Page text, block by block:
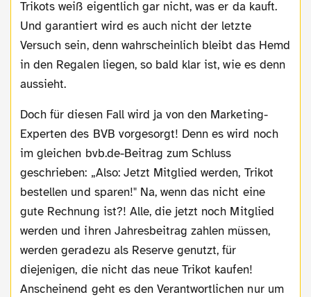
Trikots weiß eigentlich gar nicht, was er da kauft.
Und garantiert wird es auch nicht der letzte
Versuch sein, denn wahrscheinlich bleibt das Hemd
in den Regalen liegen, so bald klar ist, wie es denn
aussieht.
Doch für diesen Fall wird ja von den Marketing-
Experten des BVB vorgesorgt! Denn es wird noch
im gleichen bvb.de-Beitrag zum Schluss
geschrieben: „Also: Jetzt Mitglied werden, Trikot
bestellen und sparen!" Na, wenn das nicht eine
gute Rechnung ist?! Alle, die jetzt noch Mitglied
werden und ihren Jahresbeitrag zahlen müssen,
werden geradezu als Reserve genutzt, für
diejenigen, die nicht das neue Trikot kaufen!
Anscheinend geht es den Verantwortlichen nur um